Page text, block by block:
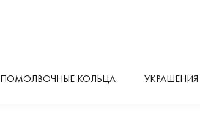
ПОМОЛВОЧНЫЕ КОЛЬЦА УКРАШЕНИЯ